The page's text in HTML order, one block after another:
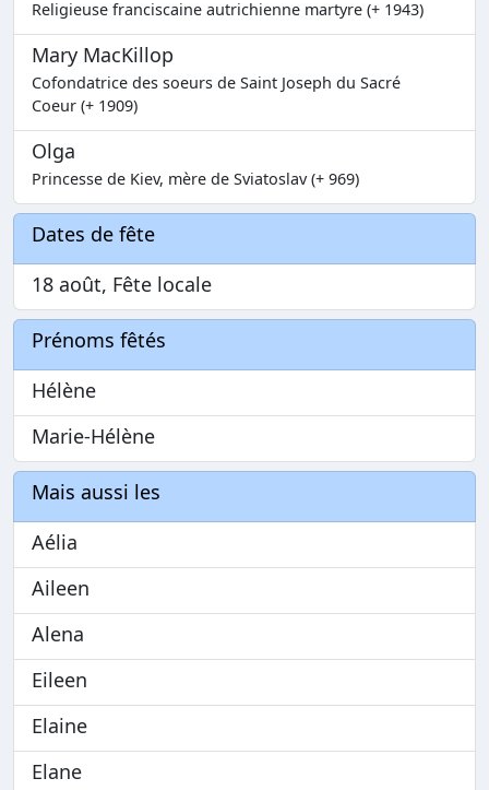
Religieuse franciscaine autrichienne martyre (+ 1943)
Mary MacKillop
Cofondatrice des soeurs de Saint Joseph du Sacré
Coeur (+ 1909)
Olga
Princesse de Kiev, mère de Sviatoslav (+ 969)
Dates de fête
18 août, Fête locale
Prénoms fêtés
Hélène
Marie-Hélène
Mais aussi les
Aélia
Aileen
Alena
Eileen
Elaine
Elane